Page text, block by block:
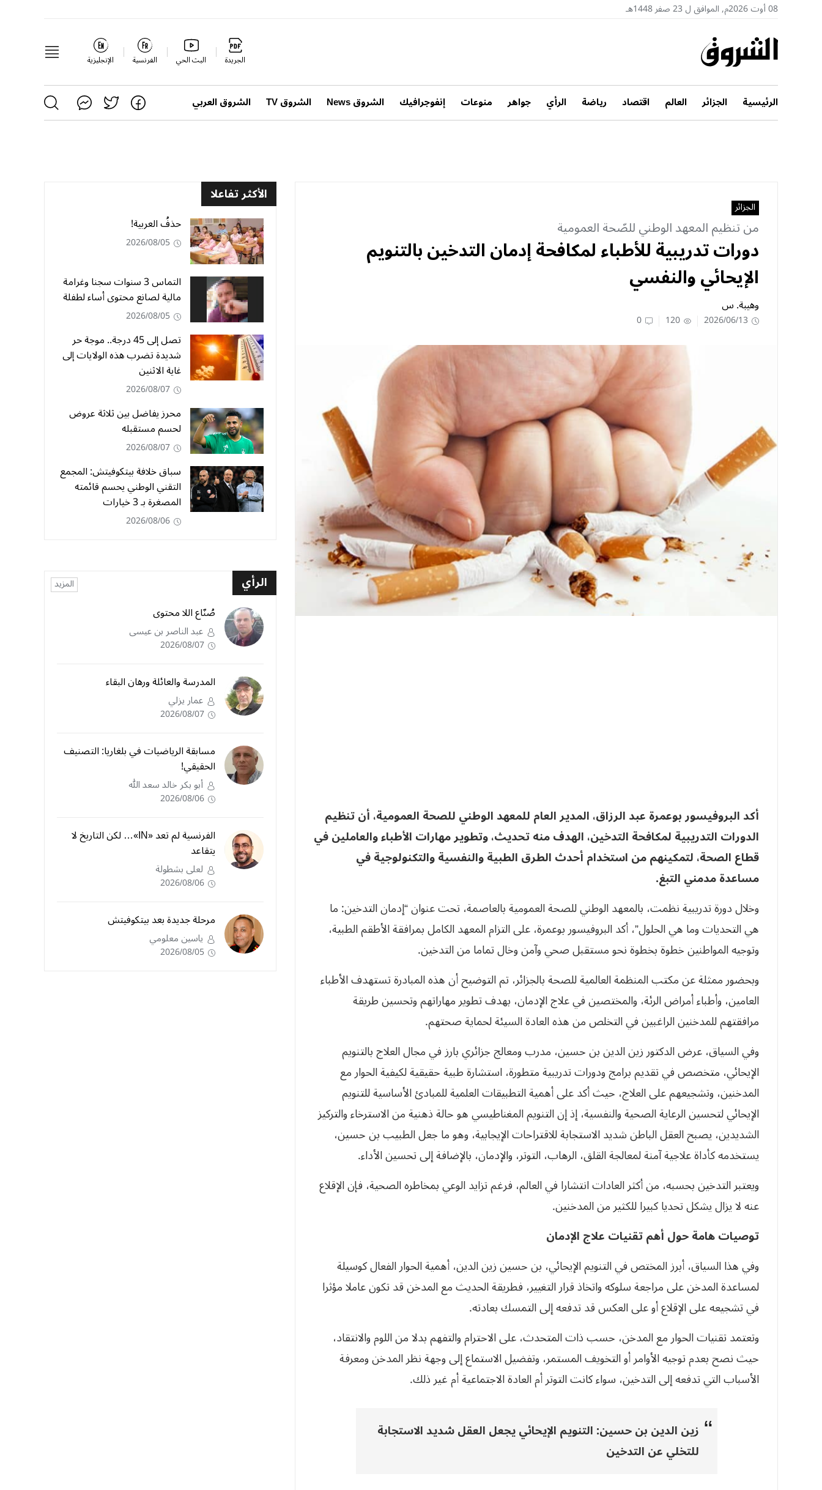
08 أوت 2026م, الموافق ل 23 صفر 1448هـ
الجريدة البث الحي الفرنسية الإنجليزية
الرئيسية الجزائر العالم اقتصاد رياضة الرأي جواهر منوعات إنفوجرافيك الشروق News الشروق TV الشروق العربي
الجزائر
من تنظيم المعهد الوطني للصّحة العمومية
دورات تدريبية للأطباء لمكافحة إدمان التدخين بالتنويم
الإيحائي والنفسي
وهيبة. س
2026/06/13
120
0
أكد البروفيسور بوعمرة عبد الرزاق، المدير العام للمعهد الوطني للصحة العمومية، أن تنظيم
الدورات التدريبية لمكافحة التدخين، الهدف منه تحديث، وتطوير مهارات الأطباء والعاملين في
قطاع الصحة، لتمكينهم من استخدام أحدث الطرق الطبية والنفسية والتكنولوجية في
مساعدة مدمني التبغ.
وخلال دورة تدريبية نظمت، بالمعهد الوطني للصحة العمومية بالعاصمة، تحت عنوان “إدمان التدخين: ما
هي التحديات وما هي الحلول”، أكد البروفيسور بوعمرة، على التزام المعهد الكامل بمرافقة الأطقم الطبية،
وتوجيه المواطنين خطوة بخطوة نحو مستقبل صحي وآمن وخال تماما من التدخين.
وبحضور ممثلة عن مكتب المنظمة العالمية للصحة بالجزائر، تم التوضيح أن هذه المبادرة تستهدف الأطباء
العامين، وأطباء أمراض الرئة، والمختصين في علاج الإدمان، بهدف تطوير مهاراتهم وتحسين طريقة
مرافقتهم للمدخنين الراغبين في التخلص من هذه العادة السيئة لحماية صحتهم.
وفي السياق، عرض الدكتور زين الدين بن حسين، مدرب ومعالج جزائري بارز في مجال العلاج بالتنويم
الإيحائي، متخصص في تقديم برامج ودورات تدريبية متطورة، استشارة طبية حقيقية لكيفية الحوار مع
المدخنين، وتشجيعهم على العلاج، حيث أكد على أهمية التطبيقات العلمية للمبادئ الأساسية للتنويم
الإيحائي لتحسين الرعاية الصحية والنفسية، إذ إن التنويم المغناطيسي هو حالة ذهنية من الاسترخاء والتركيز
الشديدين، يصبح العقل الباطن شديد الاستجابة للاقتراحات الإيجابية، وهو ما جعل الطبيب بن حسين،
يستخدمه كأداة علاجية آمنة لمعالجة القلق، الرهاب، التوتر، والإدمان، بالإضافة إلى تحسين الأداء.
ويعتبر التدخين بحسبه، من أكثر العادات انتشارا في العالم، فرغم تزايد الوعي بمخاطره الصحية، فإن الإقلاع
عنه لا يزال يشكل تحديا كبيرا للكثير من المدخنين.
توصيات هامة حول أهم تقنيات علاج الإدمان
وفي هذا السياق، أبرز المختص في التنويم الإيحائي، بن حسين زين الدين، أهمية الحوار الفعال كوسيلة
لمساعدة المدخن على مراجعة سلوكه واتخاذ قرار التغيير، فطريقة الحديث مع المدخن قد تكون عاملا مؤثرا
في تشجيعه على الإقلاع أو على العكس قد تدفعه إلى التمسك بعادته.
وتعتمد تقنيات الحوار مع المدخن، حسب ذات المتحدث، على الاحترام والتفهم بدلا من اللوم والانتقاد،
حيث نصح بعدم توجيه الأوامر أو التخويف المستمر، وتفضيل الاستماع إلى وجهة نظر المدخن ومعرفة
الأسباب التي تدفعه إلى التدخين، سواء كانت التوتر أم العادة الاجتماعية أم غير ذلك.
زين الدين بن حسين: التنويم الإيحائي يجعل العقل شديد الستجابة
للتخلي عن التدخين
الأكثر تفاعلا
حذفُ العربية!
2026/08/05
التماس 3 سنوات سجنا وغرامة
مالية لصانع محتوى أساء لطفلة
2026/08/05
تصل إلى 45 درجة.. موجة حر
شديدة تضرب هذه الولايات إلى
غاية الاثنين
2026/08/07
محرز يفاضل بين ثلاثة عروض
لحسم مستقبله
2026/08/07
سباق خلافة بيتكوفيتش: المجمع
التقني الوطني يحسم قائمته
المصغرة بـ 3 خيارات
2026/08/06
الرأي المزيد
صُنّاع اللا محتوى
عبد الناصر بن عيسى
2026/08/07
المدرسة والعائلة ورهان البقاء
عمار يزلي
2026/08/07
مسابقة الرياضيات في بلغاريا: التصنيف
الحقيقي!
أبو بكر خالد سعد الله
2026/08/06
الفرنسية لم تعد «IN»… لكن التاريخ لا
يتقاعد
لعلى بشطولة
2026/08/06
مرحلة جديدة بعد بيتكوفيتش
ياسين معلومي
2026/08/05